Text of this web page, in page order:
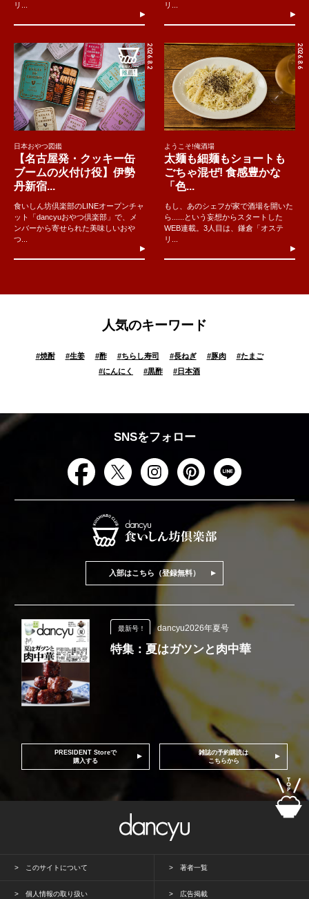
リ...
リ...
2026.8.2
日本おやつ図鑑
【名古屋発・クッキー缶
ブームの火付け役】伊勢
丹新宿...
食いしん坊倶楽部のLINEオープンチャ
ット「dancyuおやつ倶楽部」で、メ
ンバーから寄せられた美味しいおや
つ...
2026.8.6
ようこそ!俺酒場
太麺も細麺もショートも
ごちゃ混ぜ! 食感豊かな
「色...
もし、あのシェフが家で酒場を開いた
ら......という妄想からスタートした
WEB連載。3人目は、鎌倉「オステ
リ...
人気のキーワード
#焼酎 #生姜 #酢 #ちらし寿司 #長ねぎ #豚肉 #たまご
#にんにく #黒酢 #日本酒
SNSをフォロー
入部はこちら（登録無料）
最新号！ dancyu2026年夏号
特集：夏はガツンと肉中華
PRESIDENT Storeで
購入する
雑誌の予約購読は
こちらから
このサイトについて 著者一覧
個人情報の取り扱い 広告掲載